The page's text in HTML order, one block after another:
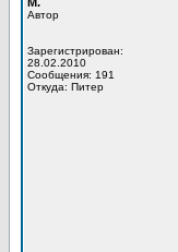
Автор
Зарегистрирован:
28.02.2010
Сообщения: 191
Откуда: Питер